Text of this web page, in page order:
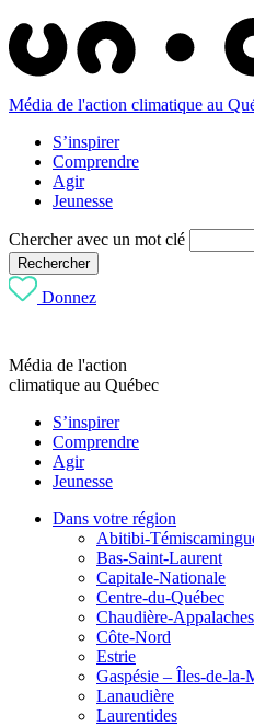
Média de l'action climatique au
S’inspirer
Comprendre
Agir
Jeunesse
Chercher avec un mot clé
Rechercher
Donnez
Média de l'action
climatique au Québec
S’inspirer
Comprendre
Agir
Jeunesse
Dans votre région
Abitibi-
Bas-Saint-Laurent
Capitale-Nationale
Centre-du-Québec
Chaudière-Appalaches
Côte-Nord
Estrie
Gaspésie – Îles-de-la-
Lanaudière
Laurentides